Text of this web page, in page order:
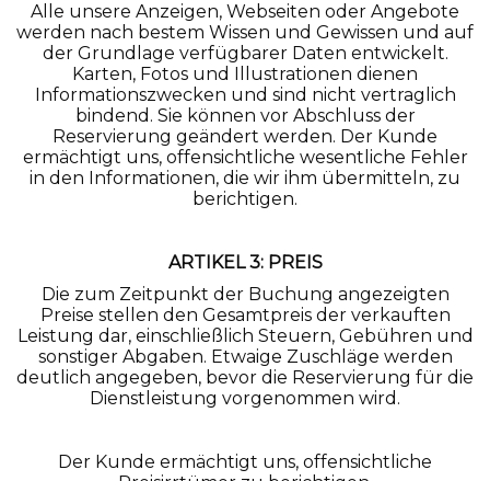
Alle unsere Anzeigen, Webseiten oder Angebote
werden nach bestem Wissen und Gewissen und auf
der Grundlage verfügbarer Daten entwickelt.
Karten, Fotos und Illustrationen dienen
Informationszwecken und sind nicht vertraglich
bindend. Sie können vor Abschluss der
Reservierung geändert werden. Der Kunde
ermächtigt uns, offensichtliche wesentliche Fehler
in den Informationen, die wir ihm übermitteln, zu
berichtigen.
ARTIKEL 3: PREIS
Die zum Zeitpunkt der Buchung angezeigten
Preise stellen den Gesamtpreis der verkauften
Leistung dar, einschließlich Steuern, Gebühren und
sonstiger Abgaben. Etwaige Zuschläge werden
deutlich angegeben, bevor die Reservierung für die
Dienstleistung vorgenommen wird.
Der Kunde ermächtigt uns, offensichtliche